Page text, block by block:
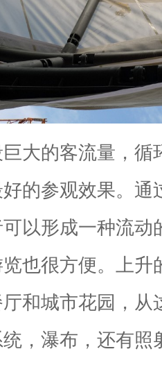
大的客流量，循
的参观效果。通
以形成一种流动
也很方便。上
和城市花园，从
，瀑布，还有照